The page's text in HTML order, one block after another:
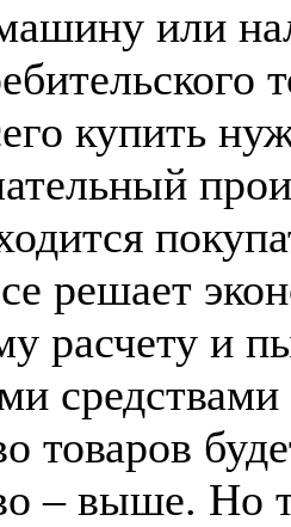
или
купить
решает
расчету и
товаров
– выше. Но